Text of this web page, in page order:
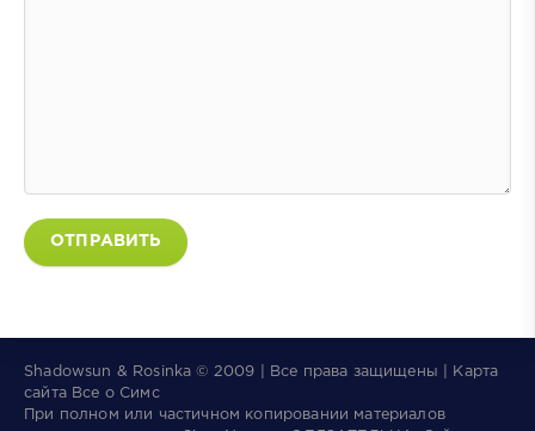
ОТПРАВИТЬ
Shadowsun & Rosinka © 2009 | Все права защищены | Карта
сайта Все о Симс
При полном или частичном копировании материалов